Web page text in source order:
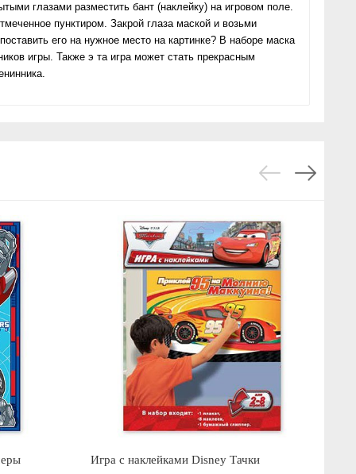
глазами разместить бант (наклейку) на игровом поле.
пунктиром. Закрой глаза маской и возьми
его на нужное место на картинке? В наборе маска
игры. Также э та игра может стать прекрасным
Игра с наклейками Disney Тачки